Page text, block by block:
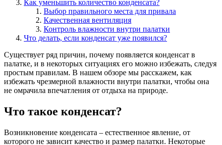
Как уменьшить количество конденсата?
Выбор правильного места для привала
Качественная вентиляция
Контроль влажности внутри палатки
Что делать, если конденсат уже появился?
Существует ряд причин, почему появляется конденсат в
палатке, и в некоторых ситуациях его можно избежать, следуя
простым правилам. В нашем обзоре мы расскажем, как
избежать чрезмерной влажности внутри палатки, чтобы она
не омрачила впечатления от отдыха на природе.
Что такое конденсат?
Возникновение конденсата – естественное явление, от
которого не зависит качество и размер палатки. Некоторые